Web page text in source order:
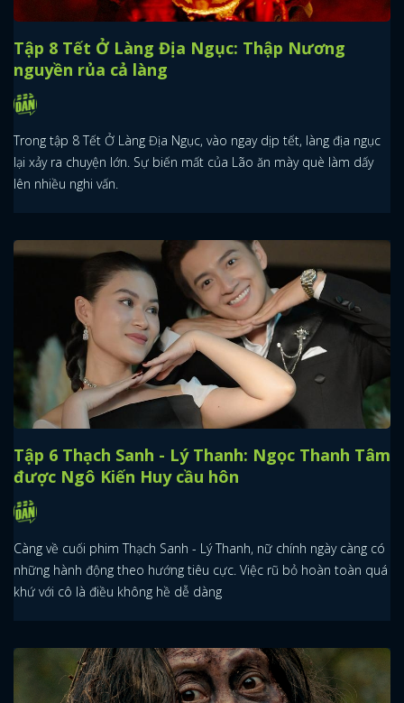
Tập 8 Tết Ở Làng Địa Ngục: Thập Nương
nguyền rủa cả làng
Trong tập 8 Tết Ở Làng Địa Ngục, vào ngay dịp tết, làng địa ngục
lại xảy ra chuyện lớn. Sự biến mất của Lão ăn mày què làm dấy
lên nhiều nghi vấn.
Tập 6 Thạch Sanh - Lý Thanh: Ngọc Thanh Tâm
được Ngô Kiến Huy cầu hôn
Càng về cuối phim Thạch Sanh - Lý Thanh, nữ chính ngày càng có
những hành động theo hướng tiêu cực. Việc rũ bỏ hoàn toàn quá
khứ với cô là điều không hề dễ dàng